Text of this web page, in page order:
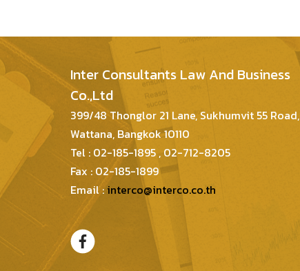
Inter Consultants Law And Business
Co.,Ltd
399/48 Thonglor 21 Lane, Sukhumvit 55 Road,
Wattana, Bangkok 10110
Tel : 02-185-1895 , 02-712-8205
Fax : 02-185-1899
Email :interco@interco.co.th